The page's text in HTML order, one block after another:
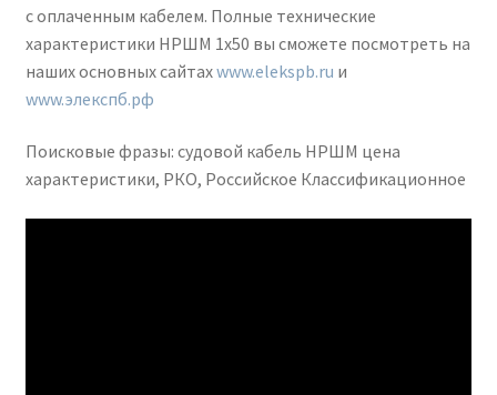
с оплаченным кабелем. Полные технические
характеристики НРШМ 1х50 вы сможете посмотреть на
наших основных сайтахwww.elekspb.ru и
www.элекспб.рф
Поисковые фразы: судовой кабель НРШМ цена
характеристики, РКО, Российское Классификационное